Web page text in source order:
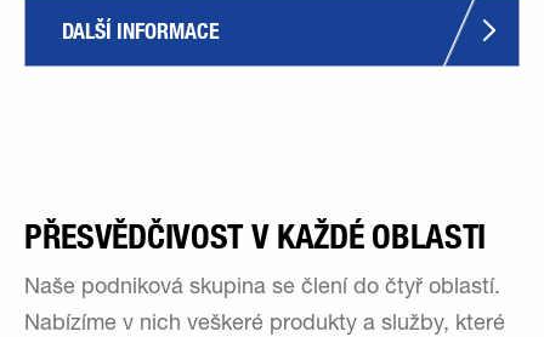
DALŠÍ INFORMACE
PŘESVĚDČIVOST V KAŽDÉ OBLASTI
Naše podniková skupina se člení do čtyř oblastí.
Nabízíme v nich veškeré produkty a služby, které